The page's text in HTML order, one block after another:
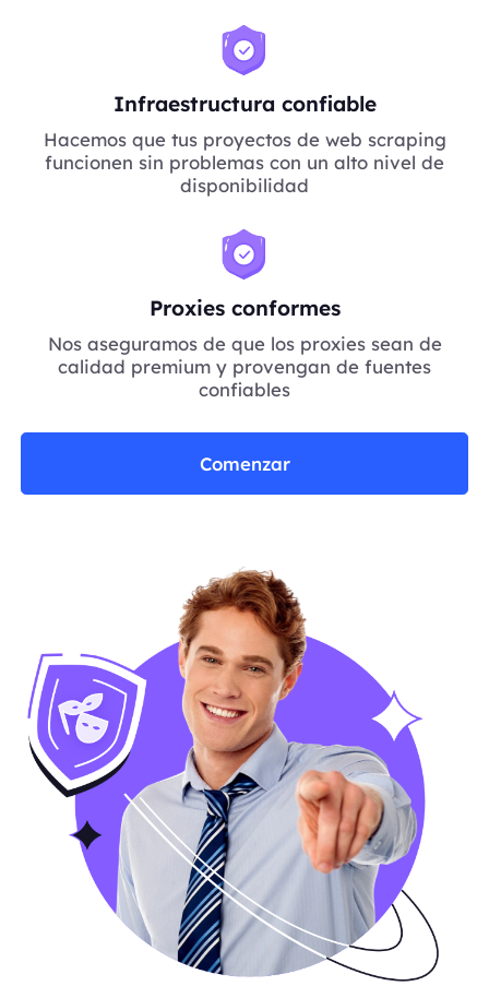
Infraestructura confiable
Hacemos que tus proyectos de web scraping
funcionen sin problemas con un alto nivel de
disponibilidad
Proxies conformes
Nos aseguramos de que los proxies sean de
calidad premium y provengan de fuentes
confiables
Comenzar